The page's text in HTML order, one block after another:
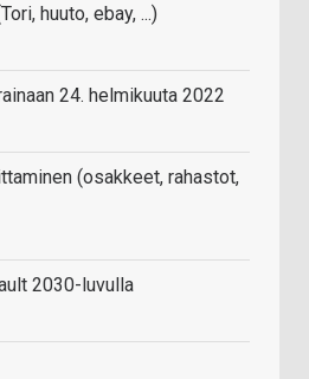
huuto, ebay, ...)
24. helmikuuta 2022
(osakkeet, rahastot,
2030-luvulla